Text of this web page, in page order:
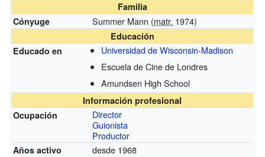
Familia
Cónyuge
Summer Mann (matr. 1974)
Educación
Educado en
Universidad de Wisconsin-Madison
Escuela de Cine de Londres
Amundsen High School
Información profesional
Ocupación
Director
Guionista
Productor
Años activo desde 1968